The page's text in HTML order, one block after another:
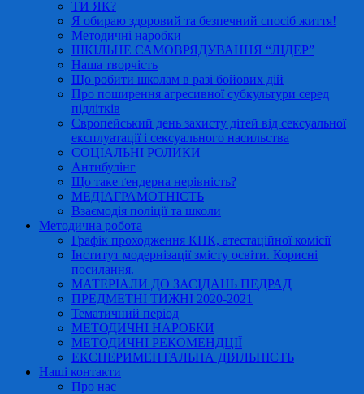
ТИ ЯК?
Я обираю здоровий та безпечний спосіб життя!
Методичні наробки
ШКІЛЬНЕ САМОВРЯДУВАННЯ “ЛІДЕР”
Наша творчість
Що робити школам в разі бойових дій
Про поширення агресивної субкультури серед
підлітків
Європейський день захисту дітей від сексуальної
експлуатації і сексуального насильства
СОЦІАЛЬНІ РОЛИКИ
Антибулінг
Що таке ґендерна нерівність?
МЕДІАГРАМОТНІСТЬ
Взаємодія поліції та школи
Методична робота
Графік проходження КПК, атестаційної комісії
Інститут модернізації змісту освіти. Корисні
посилання.
МАТЕРІАЛИ ДО ЗАСІДАНЬ ПЕДРАД
ПРЕДМЕТНІ ТИЖНІ 2020-2021
Тематичний період
МЕТОДИЧНІ НАРОБКИ
МЕТОДИЧНІ РЕКОМЕНДЦІЇ
ЕКСПЕРИМЕНТАЛЬНА ДІЯЛЬНІСТЬ
Наші контакти
Про нас